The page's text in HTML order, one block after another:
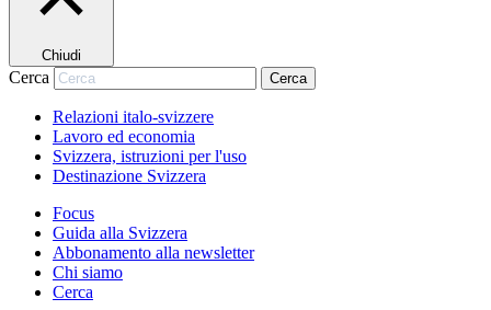
Chiudi
Cerca Cerca
Relazioni italo-svizzere
Lavoro ed economia
Svizzera, istruzioni per l'uso
Destinazione Svizzera
Focus
Guida alla Svizzera
Abbonamento alla newsletter
Chi siamo
Cerca